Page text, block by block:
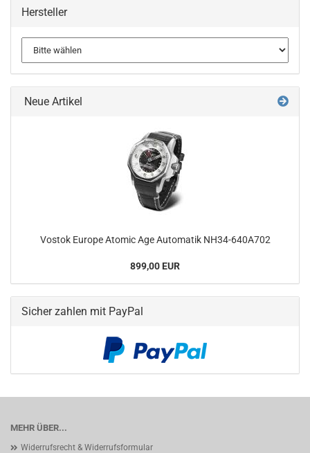
Hersteller
Neue Artikel
Vostok Europe Atomic Age Automatik NH34-​640A702
899,00 EUR
Sicher zahlen mit PayPal
MEHR ÜBER...
Widerrufsrecht & Widerrufsformular